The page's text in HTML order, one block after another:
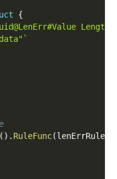
{
( ) . RuleFunc(